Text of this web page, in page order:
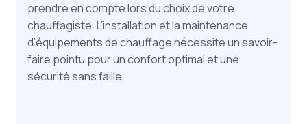
prendre en compte lors du choix de votre
chauffagiste. L’installation et la maintenance
d’équipements de chauffage nécessite un savoir-
faire pointu pour un confort optimal et une
sécurité sans faille.